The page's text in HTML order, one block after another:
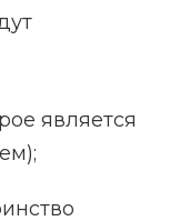
является